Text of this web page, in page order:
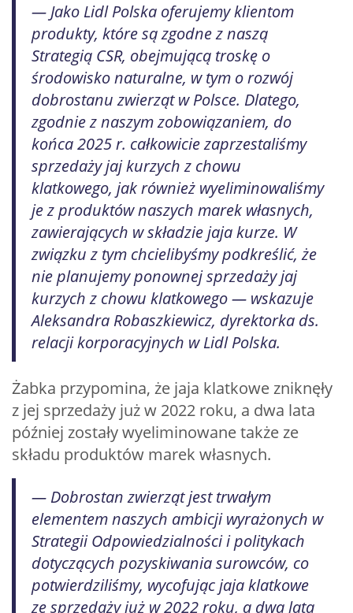
— Jako Lidl Polska oferujemy klientom
produkty, które są zgodne z naszą
Strategią CSR, obejmującą troskę o
środowisko naturalne, w tym o rozwój
dobrostanu zwierząt w Polsce. Dlatego,
zgodnie z naszym zobowiązaniem, do
końca 2025 r. całkowicie zaprzestaliśmy
sprzedaży jaj kurzych z chowu
klatkowego, jak również wyeliminowaliśmy
je z produktów naszych marek własnych,
zawierających w składzie jaja kurze. W
związku z tym chcielibyśmy podkreślić, że
nie planujemy ponownej sprzedaży jaj
kurzych z chowu klatkowego — wskazuje
Aleksandra Robaszkiewicz, dyrektorka ds.
relacji korporacyjnych w Lidl Polska.
Żabka przypomina, że jaja klatkowe zniknęły
z jej sprzedaży już w 2022 roku, a dwa lata
później zostały wyeliminowane także ze
składu produktów marek własnych.
— Dobrostan zwierząt jest trwałym
elementem naszych ambicji wyrażonych w
Strategii Odpowiedzialności i politykach
dotyczących pozyskiwania surowców, co
potwierdziliśmy, wycofując jaja klatkowe
ze sprzedaży już w 2022 roku, a dwa lata